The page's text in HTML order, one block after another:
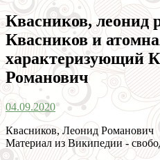
Квасников, леонид
Квасников и
характеризующий
Романович
04.09.2020
Квасников, Леонид Романович
Материал из Википедии -